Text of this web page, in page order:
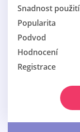
Snadnost použití
Popularita
Podvod
Hodnocení
Registrace